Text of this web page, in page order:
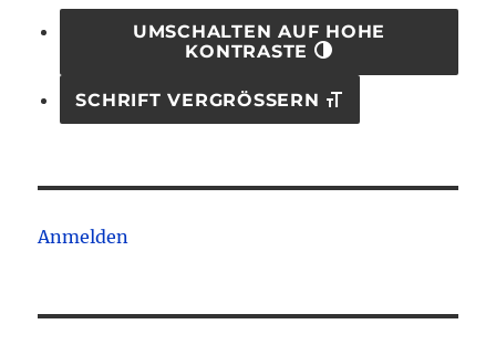
UMSCHALTEN AUF HOHE
KONTRASTE
SCHRIFT VERGRÖSSERN
Anmelden